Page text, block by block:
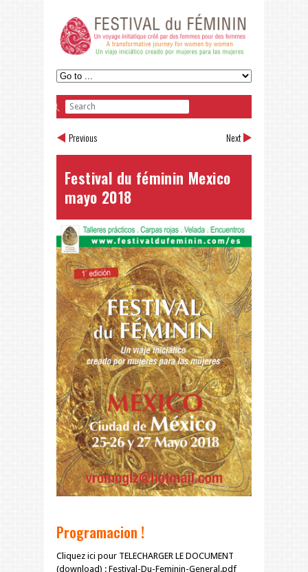
Previous Next
Festival du féminin Mexico
mayo 2018
Programacion !
Cliquez ici pour TELECHARGER LE DOCUMENT
(download) : Festival-Du-Feminin-General.pdf